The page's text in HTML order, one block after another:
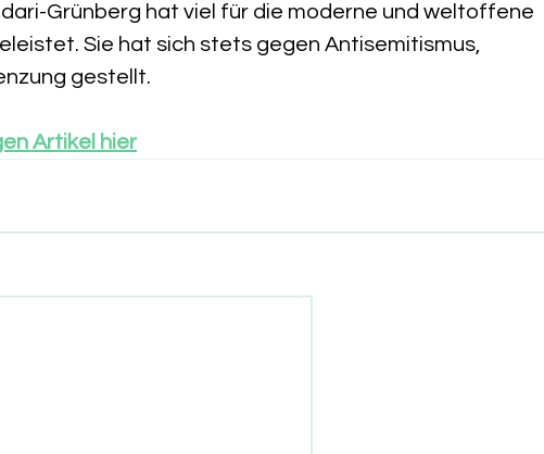
Grünberg hat viel für die moderne und weltoffene
Sie hat sich stets gegen Antisemitismus,
gestellt.
Artikel hier